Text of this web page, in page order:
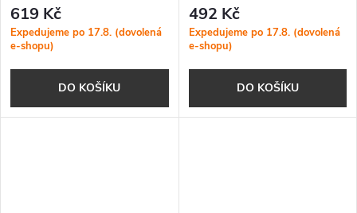
619 Kč
Expedujeme po 17.8. (dovolená
e-shopu)
DO KOŠÍKU
492 Kč
Expedujeme po 17.8. (dovolená
e-shopu)
DO KOŠÍKU